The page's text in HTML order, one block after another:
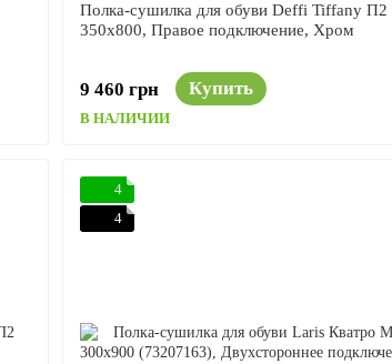
Полка-сушилка для обуви Deffi Tiffany П2
350x800, Правое подключение, Хром
9 460 грн Купить
В НАЛИЧИИ
4
4